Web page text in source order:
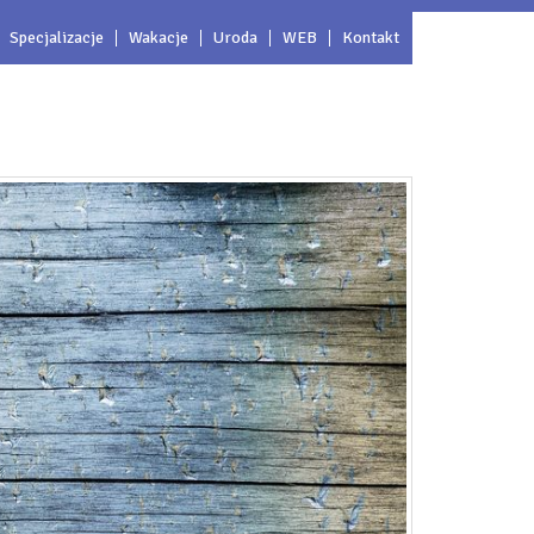
Specjalizacje Wakacje Uroda WEB Kontakt